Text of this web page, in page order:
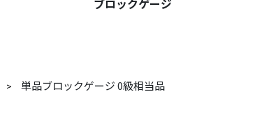
ブロックゲージ
単品ブロックゲージ 0級相当品